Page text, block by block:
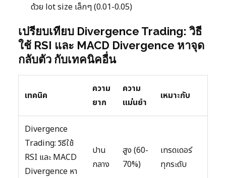
ด้วย lot size เล็กๆ (0.01-0.05)
เปรียบเทียบ Divergence Trading: วิธี
ใช้ RSI และ MACD Divergence หาจุด
กลับตัว กับเทคนิคอื่น
เทคนิค
ความ
ยาก
ความ
แม่นยำ
เหมาะกับ
Divergence
Trading: วิธีใช้
RSI และ MACD
Divergence หา
ปาน
กลาง
สูง (60-
70%)
เทรดเดอร์
ทุกระดับ